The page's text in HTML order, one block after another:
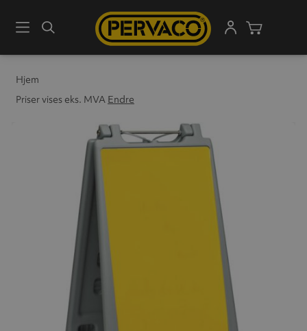
MenySøk
Hjem
Priser vises eks. MVA Endre